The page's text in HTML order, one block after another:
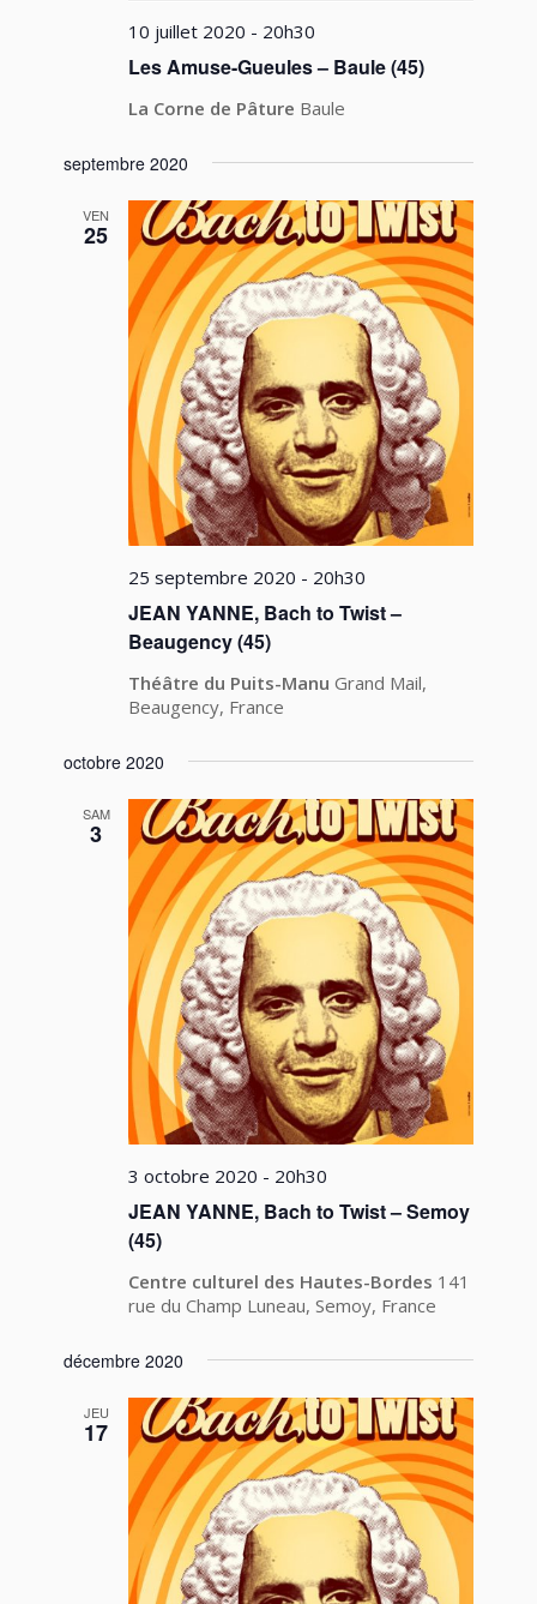
Les Amuse-Gueules – Baule (45)
10 juillet 2020 - 20h30
La Corne de Pâture Baule
septembre 2020
VEN
25
JEAN YANNE, Bach to Twist –
Beaugency (45)
25 septembre 2020 - 20h30
Théâtre du Puits-ManuGrand Mail,
Beaugency, France
octobre 2020
SAM
3
JEAN YANNE, Bach to Twist – Semoy
(45)
3 octobre 2020 - 20h30
Centre culturel des Hautes-Bordes 141
rue du Champ Luneau, Semoy, France
décembre 2020
JEU
17